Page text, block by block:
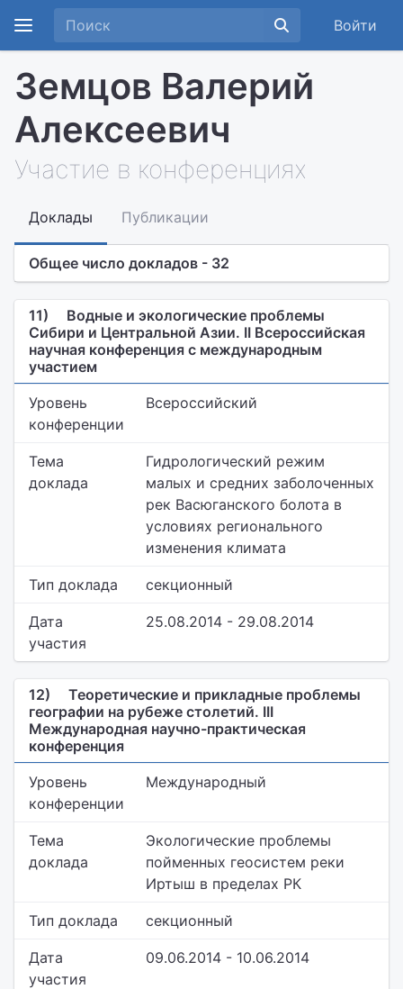
Войти
Земцов Валерий
Алексеевич
Участие в конференциях
Доклады Публикации
Общее число докладов - 32
11)
Водные и экологические проблемы
Сибири и Центральной Азии. II Всероссийская
научная конференция с международным
участием
Уровень
конференции
Всероссийский
Тема
доклада
Гидрологический режим
малых и средних заболоченных
рек Васюганского болота в
условиях регионального
изменения климата
Тип доклада секционный
Дата
участия
25.08.2014 - 29.08.2014
12)
Теоретические и прикладные проблемы
географии на рубеже столетий. III
Международная научно-практическая
конференция
Уровень
конференции
Международный
Тема
доклада
Экологические проблемы
пойменных геосистем реки
Иртыш в пределах РК
Тип доклада секционный
Дата
участия
09.06.2014 - 10.06.2014